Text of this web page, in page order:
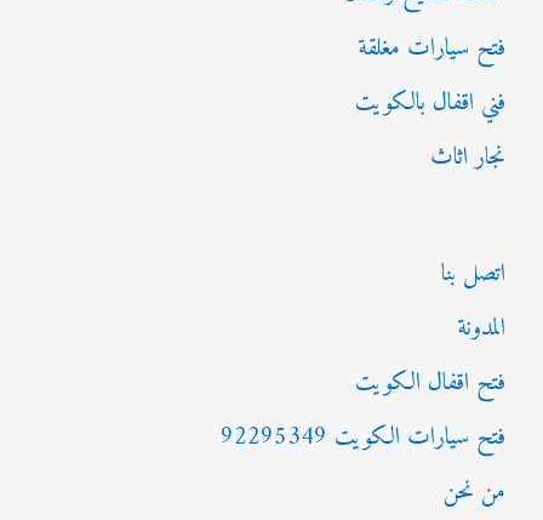
فتح سيارات مغلقة
فني اقفال بالكويت
نجار اثاث
اتصل بنا
المدونة
فتح اقفال الكويت
فتح سيارات الكويت 92295349
من نحن